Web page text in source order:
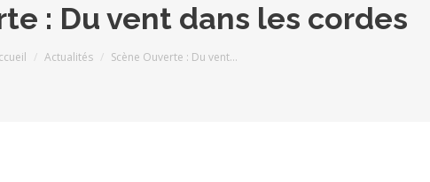
: Du vent dans les cordes
êtes ici :Actualités Scène Ouverte : Du vent…